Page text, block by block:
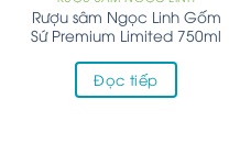
Rượu sâm Ngọc Linh Gốm
Sứ Premium Limited 750ml
Đọc tiếp